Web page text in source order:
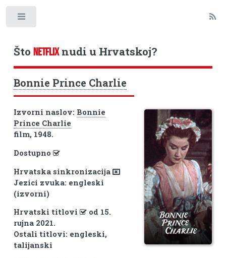
Što NETFLIXnudi u Hrvatskoj?
Bonnie Prince Charlie
Izvorni naslov: Bonnie
Prince Charlie
film, 1948.
Dostupno
Hrvatska sinkronizacija
Jezici zvuka: engleski
(izvorni)
Hrvatski titlovi
od 15.
rujna 2021.
Ostali titlovi: engleski,
talijanski